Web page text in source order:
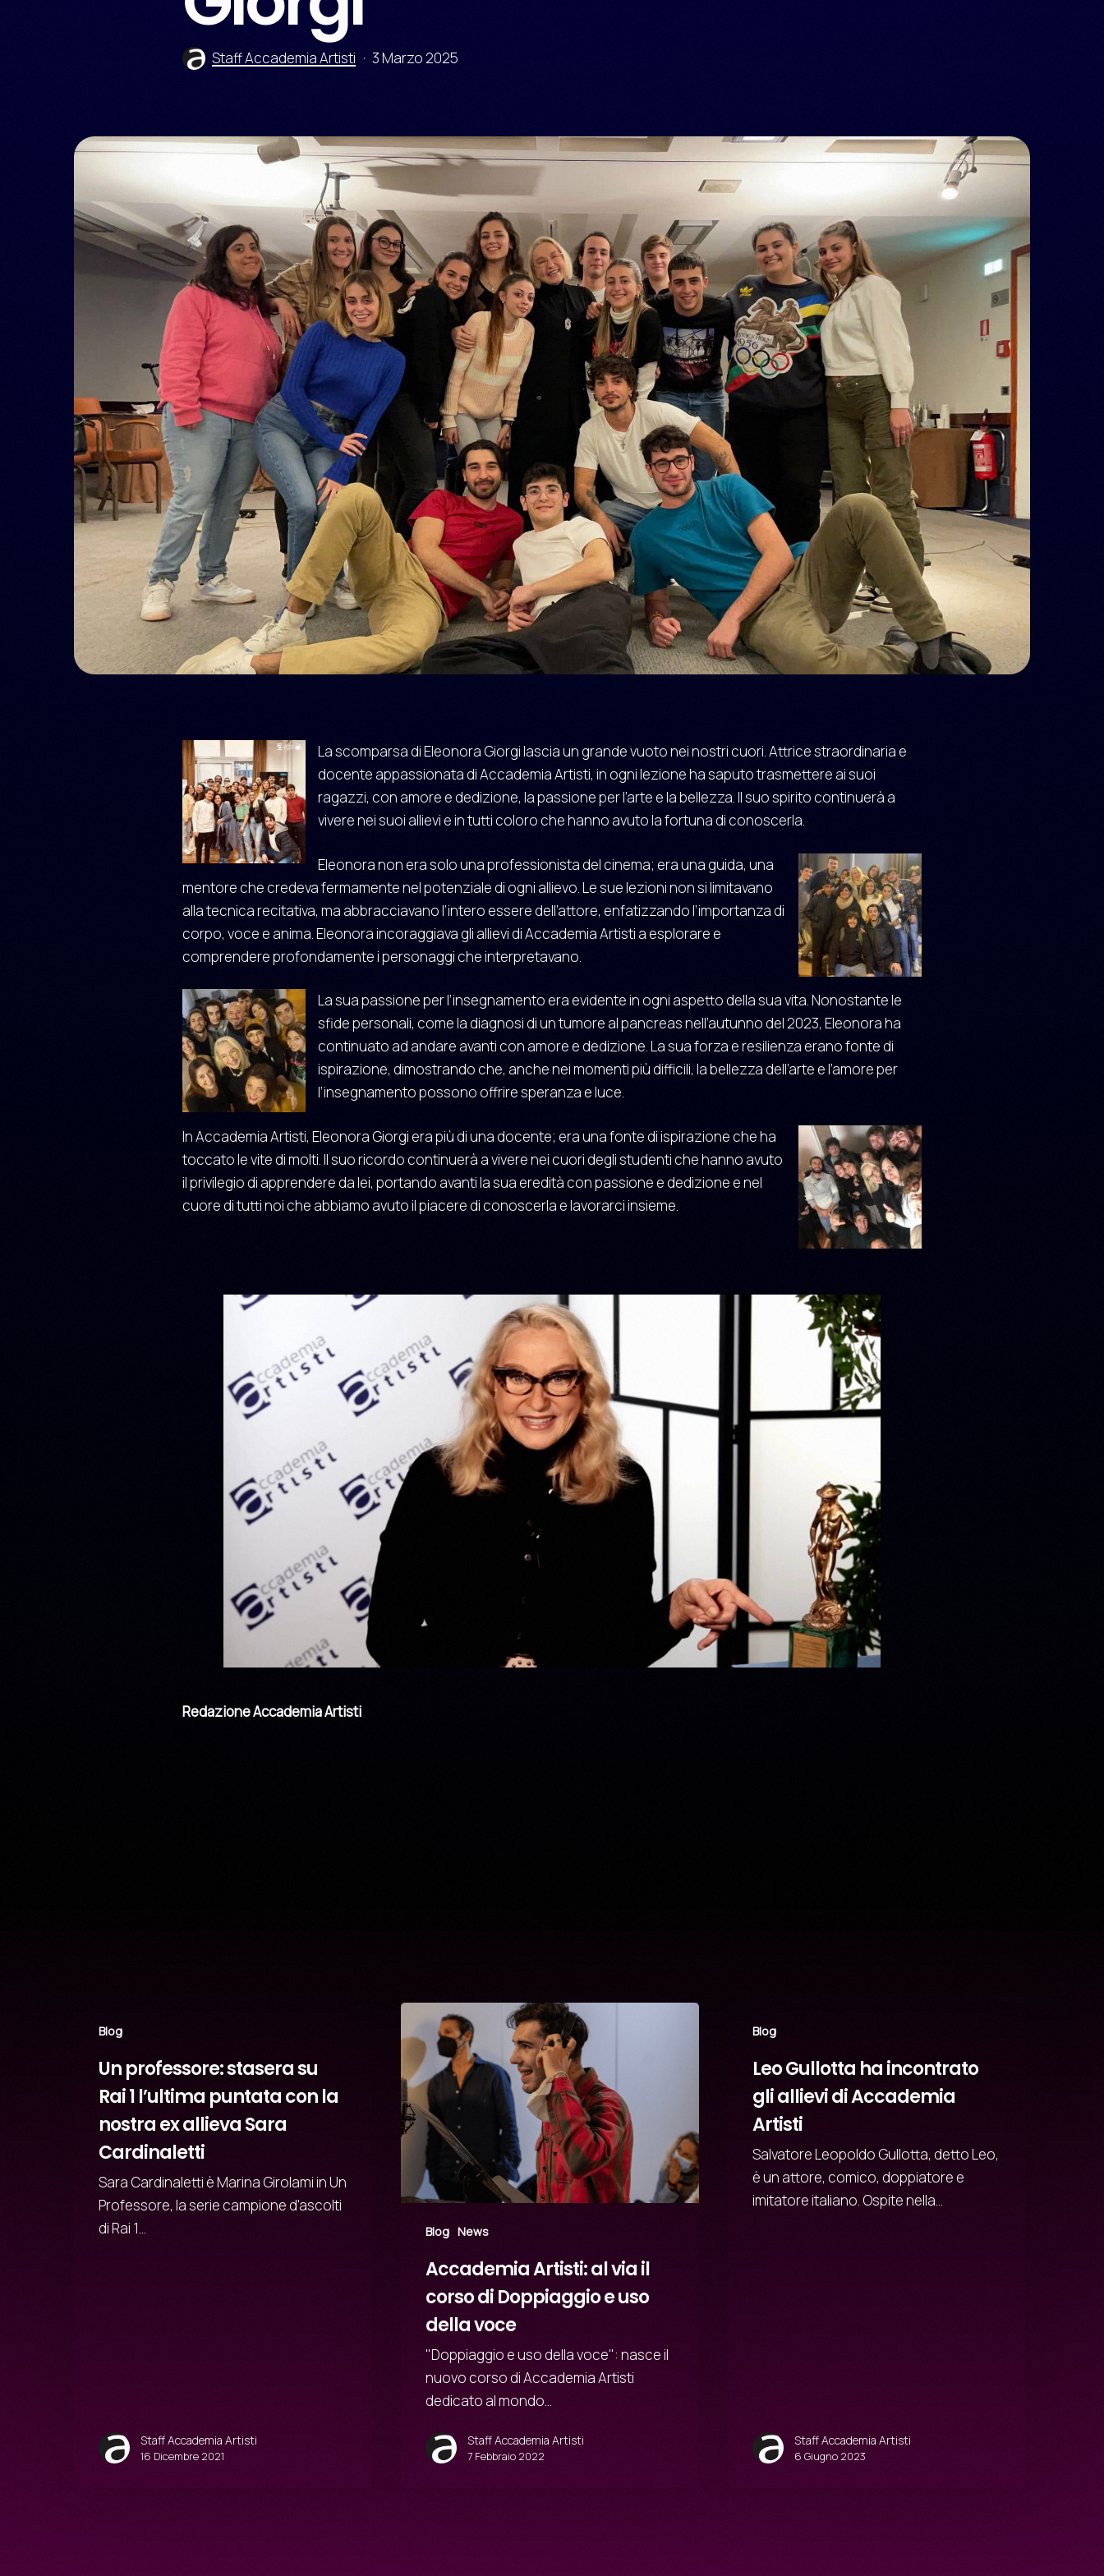
Staff Accademia Artisti 3 Marzo 2025
La scomparsa di Eleonora Giorgi lascia un grande vuoto nei nostri cuori. Attrice straordinaria e
docente appassionata di Accademia Artisti, in ogni lezione ha saputo trasmettere ai suoi
ragazzi, con amore e dedizione, la passione per l’arte e la bellezza. Il suo spirito continuerà a
vivere nei suoi allievi e in tutti coloro che hanno avuto la fortuna di conoscerla.
Eleonora non era solo una professionista del cinema; era una guida, una
mentore che credeva fermamente nel potenziale di ogni allievo. Le sue lezioni non si limitavano
alla tecnica recitativa, ma abbracciavano l’intero essere dell’attore, enfatizzando l’importanza di
corpo, voce e anima. Eleonora incoraggiava gli allievi di Accademia Artisti a esplorare e
comprendere profondamente i personaggi che interpretavano.
La sua passione per l’insegnamento era evidente in ogni aspetto della sua vita. Nonostante le
sfide personali, come la diagnosi di un tumore al pancreas nell’autunno del 2023, Eleonora ha
continuato ad andare avanti con amore e dedizione. La sua forza e resilienza erano fonte di
ispirazione, dimostrando che, anche nei momenti più difficili, la bellezza dell’arte e l’amore per
l’insegnamento possono offrire speranza e luce.
In Accademia Artisti, Eleonora Giorgi era più di una docente; era una fonte di ispirazione che ha
toccato le vite di molti. Il suo ricordo continuerà a vivere nei cuori degli studenti che hanno avuto
il privilegio di apprendere da lei, portando avanti la sua eredità con passione e dedizione e nel
cuore di tutti noi che abbiamo avuto il piacere di conoscerla e lavorarci insieme.
Redazione Accademia Artisti
Blog
Un professore: stasera su
Rai 1 l’ultima puntata con la
nostra ex allieva Sara
Cardinaletti
Sara Cardinaletti è Marina Girolami in Un
Professore, la serie campione d'ascolti
di Rai 1…
Staff Accademia Artisti
16 Dicembre 2021
Blog News
Accademia Artisti: al via il
corso di Doppiaggio e uso
della voce
"Doppiaggio e uso della voce": nasce il
nuovo corso di Accademia Artisti
dedicato al mondo…
Staff Accademia Artisti
7 Febbraio 2022
Blog
Leo Gullotta ha incontrato
gli allievi di Accademia
Artisti
Salvatore Leopoldo Gullotta, detto Leo,
è un attore, comico, doppiatore e
imitatore italiano. Ospite nella…
Staff Accademia Artisti
6 Giugno 2023